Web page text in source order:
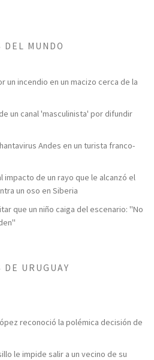
MUNDO
un incendio en un macizo cerca de la
un canal 'masculinista' por difundir
Andes en un turista franco-
de un rayo que le alcanzó el
un oso en Siberia
que un niño caiga del escenario: "No
URUGUAY
reconoció la polémica decisión de
le impide salir a un vecino de su